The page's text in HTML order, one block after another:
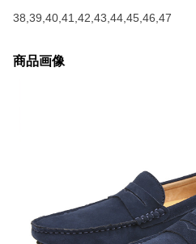
38,39,40,41,42,43,44,45,46,47
商品画像